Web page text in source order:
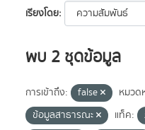
เรียงโดย
พบ 2 ชุดข้อมูล
การเข้าถึง: false
หมวด
ข้อมูลสาธารณะ
แท็ค: